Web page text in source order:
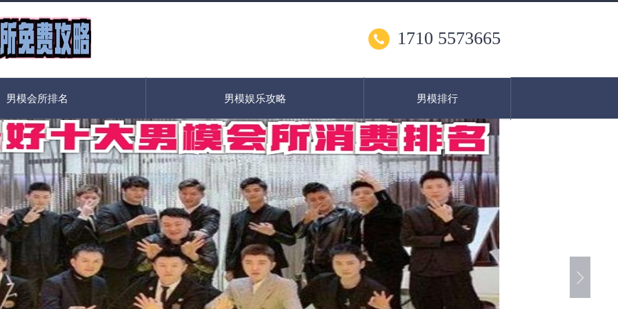
1710 5573665
男模会所排名 男模娱乐攻略 男模排行